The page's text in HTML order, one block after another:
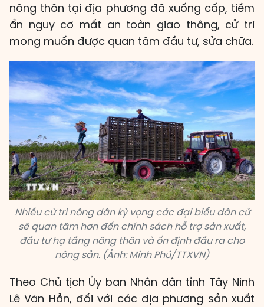
nông thôn tại địa phương đã xuống cấp, tiềm
ẩn nguy cơ mất an toàn giao thông, cử tri
mong muốn được quan tâm đầu tư, sửa chữa.
Nhiều cử tri nông dân kỳ vọng các đại biểu dân cử
sẽ quan tâm hơn đến chính sách hỗ trợ sản xuất,
đầu tư hạ tầng nông thôn và ổn định đầu ra cho
nông sản. (Ảnh: Minh Phú/TTXVN)
Theo Chủ tịch Ủy ban Nhân dân tỉnh Tây Ninh
Lê Văn Hẳn, đối với các địa phương sản xuất